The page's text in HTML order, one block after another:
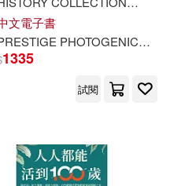
ン(62)
ひかる 結城りの
(電子書)
文電子書
PRESTIGE PHOTOGENICS
1335
試閱